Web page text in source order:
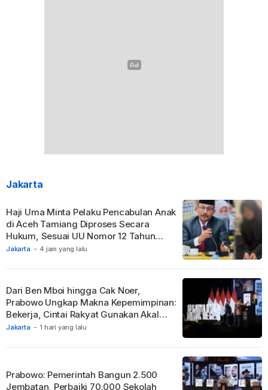
Jakarta
Jakarta - 4 jam yang lalu
Haji Uma Minta Pelaku Pencabulan Anak
di Aceh Tamiang Diproses Secara
Hukum, Sesuai UU Nomor 12 Tahun
2022 Tentang TPKS
Jakarta - 1 hari yang lalu
Dari Ben Mboi hingga Cak Noer,
Prabowo Ungkap Makna Kepemimpinan:
Bekerja, Cintai Rakyat Gunakan Akal
Sehat.
Prabowo: Pemerintah Bangun 2.500
Jembatan, Perbaiki 70.000 Sekolah